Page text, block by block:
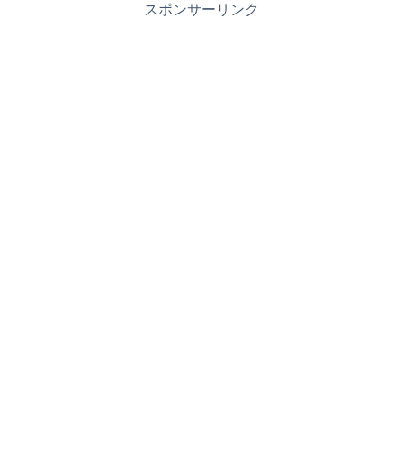
スポンサーリンク